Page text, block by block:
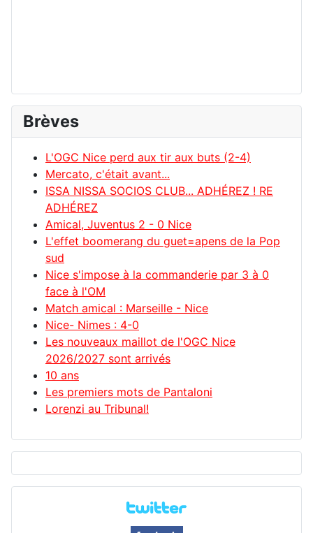
Brèves
L'OGC Nice perd aux tir aux buts (2-4)
Mercato, c'était avant...
ISSA NISSA SOCIOS CLUB... ADHÉREZ ! RE
ADHÉREZ
Amical, Juventus 2 - 0 Nice
L'effet boomerang du guet=apens de la Pop
sud
Nice s'impose à la commanderie par 3 à 0
face à l'OM
Match amical : Marseille - Nice
Nice- Nimes : 4-0
Les nouveaux maillot de l'OGC Nice
2026/2027 sont arrivés
10 ans
Les premiers mots de Pantaloni
Lorenzi au Tribunal!